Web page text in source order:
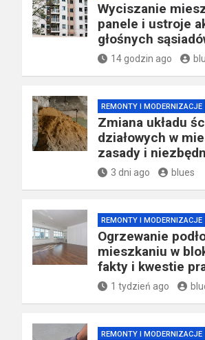
Wyciszanie
panele i ustroje
głośnych
14 godzin ago
REMONTY I MODERNIZACJE
Zmiana układu
działowych w
zasady i
3 dni ago blues
REMONTY I MODERNIZACJE
Ogrzewanie
mieszkaniu w
fakty i kwestie
1 tydzień ago
REMONTY I MODERNIZACJE